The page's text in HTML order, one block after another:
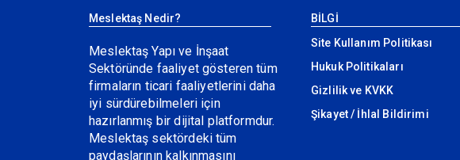
Meslektaş Nedir?
Meslektaş Yapı ve İnşaat
Sektöründe faaliyet gösteren tüm
firmaların ticari faaliyetlerini daha
iyi sürdürebilmeleri için
hazırlanmış bir dijital platformdur.
Meslektaş sektördeki tüm
paydaşlarının kalkınmasını
BİLGİ
Site Kullanım Politikası
Hukuk Politikaları
Gizlilik ve KVKK
Şikayet / İhlal Bildirimi